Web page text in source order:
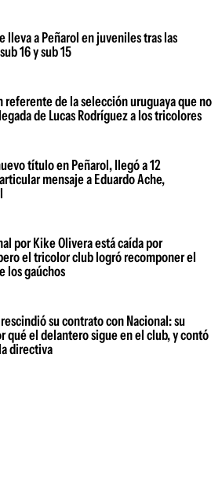
lleva a Peñarol en juveniles tras las
16 y sub 15
referente de la selección uruguaya que no
de Lucas Rodríguez a los tricolores
título en Peñarol, llegó a 12
mensaje a Eduardo Ache,
por Kike Olivera está caída por
el tricolor club logró recomponer el
los gaúchos
su contrato con Nacional: su
qué el delantero sigue en el club, y contó
directiva